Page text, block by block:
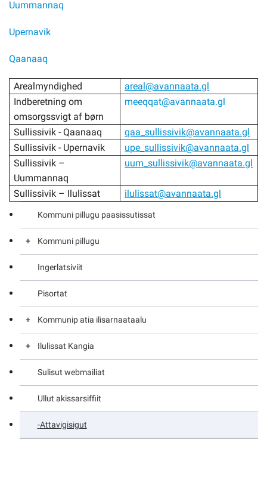
Kommuni pillugu paasissutissat
Kommuni pillugu
Avatagiisit illersukkat
Pinngortitaq uumasuilu
Aqqusininnguit
Ingerlatsiviit
Pisortat
Kommunip atia ilisarnaataalu
Avatagiisit illersukkat
Pinngortitaq uumasuilu
Aqqusininnguit
Ilulissat Kangia
Ilulissat Kangerluat paariuk
Sulisut webmailiat
Ullut akissarsiffiit
Attavigisigut
Uummannaq
Upernavik
Qaanaaq
Arealmyndighed
areal@avannaata.gl
Indberetning om
omsorgssvigt af børn
meeqqat@avannaata.gl
Sullissivik - Qaanaaq
qaa_sullissivik@avannaata.gl
Sullissivik - Upernavik
upe_sullissivik@avannaata.gl
Sullissivik –
Uummannaq
uum_sullissivik@avannaata.gl
Sullissivik – Ilulissat ilulissat@avannaata.gl